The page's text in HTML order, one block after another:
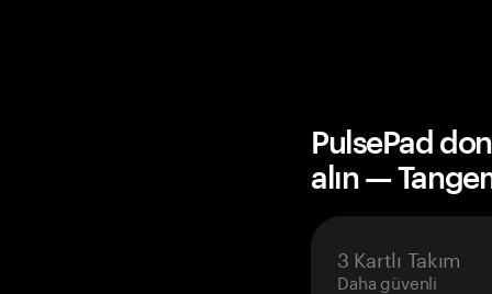
PulsePad
alın —
3 Kartlı Takım
Daha güvenli